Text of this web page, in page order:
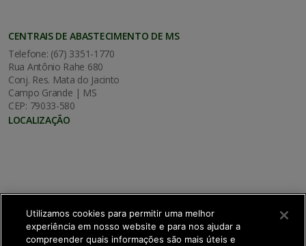
CENTRAIS DE ABASTECIMENTO DE MS
Telefone: (67) 3351-1770
Rua Antônio Rahe 680
Conj. Res. Mata do Jacinto
Campo Grande | MS
CEP: 79033-580
LOCALIZAÇÃO
Utilizamos cookies para permitir uma melhor
experiência em nosso website e para nos ajudar a
compreender quais informações são mais úteis e